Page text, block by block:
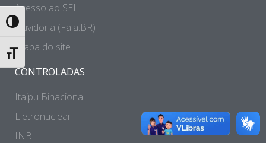
Toggle High Contrast
Toggle Font size
Acesso ao SEI
Ouvidoria (Fala.BR)
Mapa do site
CONTROLADAS
Itaipu Binacional
Eletronuclear
INB